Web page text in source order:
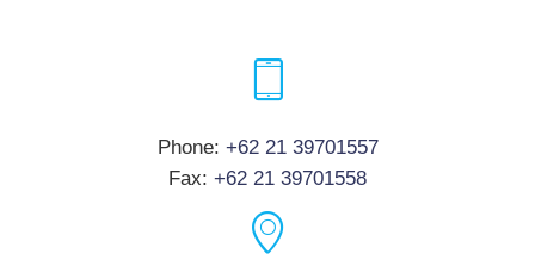
Phone: +62 21 39701557
Fax: +62 21 39701558